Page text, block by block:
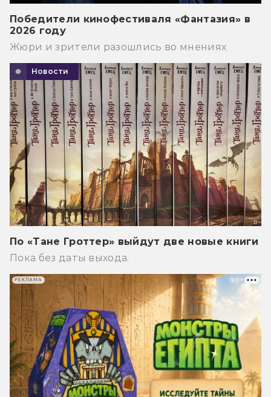
Победители кинофестиваля «Фантазия» в
2026 году
Жюри и зрители разошлись во мнениях
Новости
По «Тане Гроттер» выйдут две новые книги
Пока без даты выхода.
РЕКЛАМА